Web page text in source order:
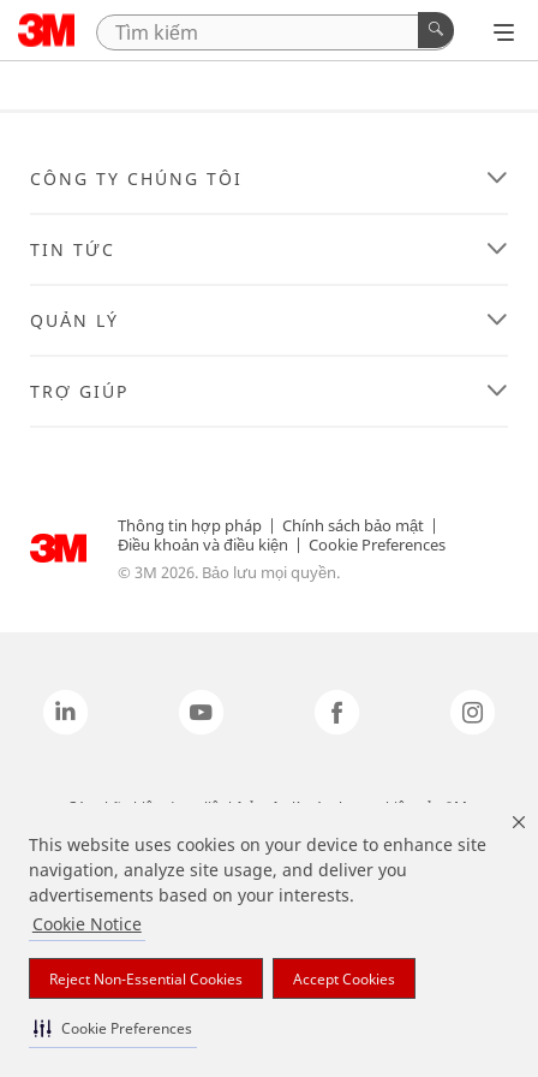
This website uses cookies on your device to enhance site
navigation, analyze site usage, and deliver you
advertisements based on your interests.
Cookie Notice
Reject Non-Essential Cookies Accept Cookies
Cookie Preferences
CÔNG TY CHÚNG TÔI
TIN TỨC
QUẢN LÝ
TRỢ GIÚP
Thông tin hợp pháp | Chính sách bảo mật |
Điều khoản và điều kiện | Cookie Preferences
© 3M 2026. Bảo lưu mọi quyền.
Các nhãn hiệu được liệt kê ở trên là các thương hiệu của 3M.